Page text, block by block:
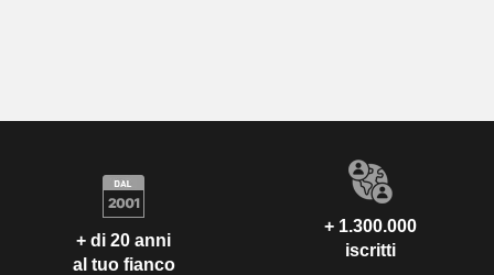
+ di 20 anni
al tuo fianco
+ 1.300.000
iscritti